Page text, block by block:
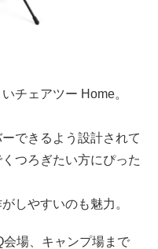
チェアツー Home。
できるよう設計されて
つろぎたい方にぴった
しやすいのも魅力。
場、キャンプ場まで